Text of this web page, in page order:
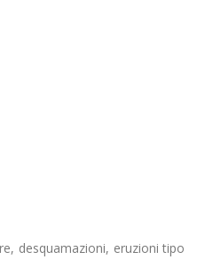
desquamazioni, eruzioni tipo